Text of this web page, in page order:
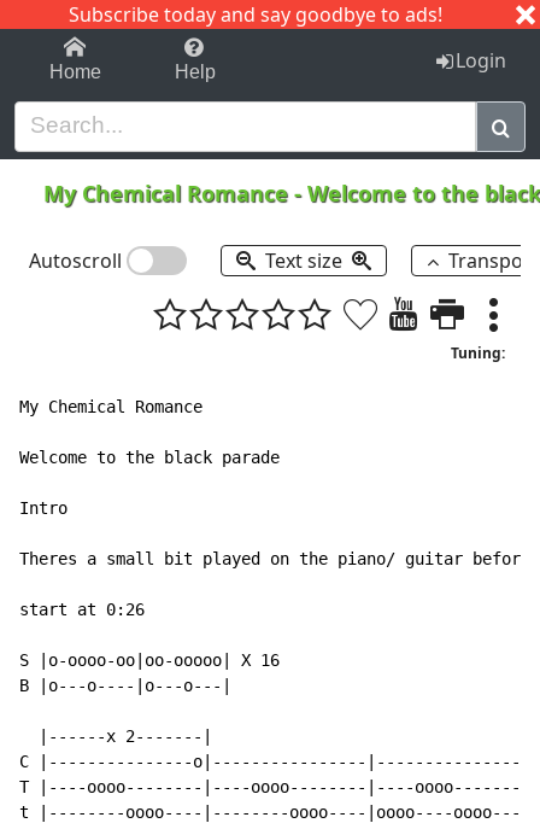
Subscribe today and say goodbye to ads!
1-9 C I J
Home Help Login
My Chemical Romance -Welcome to the
Autoscroll Text size
Tuning:
My Chemical Romance
Welcome to the black parade
Intro
Theres a small bit played on the piano/ guitar before
start at 0:26
S |o-oooo-oo|oo-ooooo| X 16
B |o---o----|o---o---|
  |------x 2-------|
C |---------------o|----------------|---------------o|
T |----oooo--------|----oooo--------|----oooo--------|
t |--------oooo----|--------oooo----|oooo----oooo----|